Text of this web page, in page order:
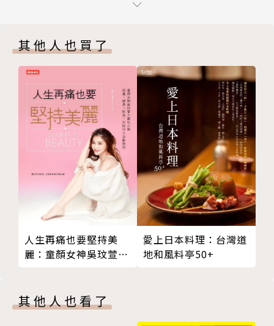
★依每人設定目標、體型、運動及生活習慣不同，練習
方法也各有不同
★指導學員用自己可練習的時間和目標，做三個月期、
半年期與一年期練習規劃
全圖解的學員故事與課程紀錄，連序幕開場白和最後終
曲都以漫畫表現，不論老少都適用，是本特別適合初學
者的馬拉松入門教材。【附綜合跑步、旅行、享樂的日
本、台灣、國際馬拉松賽事一覽表】
【關於本書】
想認識城市馬拉松這項運動並嘗試入門的素人，以及跑
過一兩次後想向自己紀錄挑戰的初級跑者。
計畫4 拿出勇氣參賽，在賽事氛圍中培養跑步樂趣
計畫6 跑興趣的就好！挑戰半程馬拉松
計畫7 不要拚過頭！一步一步拉長「距離」和「時間」
計畫8 距離正式上場還有三週，調整練習和身體狀況
舒適馬拉松小講座❶ 選擇適合自己的裝備
Lesson2 消除代謝症候群，目標「笑著在5小時內跑完
跨越年齡壁壘成為「破5」➡變化型訓練磨練跑步力
目標「破5（SUB5）」！半年期的練習規劃
計畫1 早餐前跑步讓身體感覺輕盈俐落
〔享受安全的跑步〕 中高齡跑馬拉松從身體保健開始
計畫2 慢慢跑就好，偶爾來次長距離練跑
計畫3 讓身體適應比1公里7分鐘更快的速度
計畫4 利用「加速跑」和「全力跑」變換跑步速度
計畫7 體驗跑30公里
計畫8 傾聽身體發出的聲音調整訓練強度
其他人也買了
人生再痛也要堅持美
麗：童顏女神吳玟萱不
招
愛上日本料理：台灣道
地和風料亭50+
其他人也看了